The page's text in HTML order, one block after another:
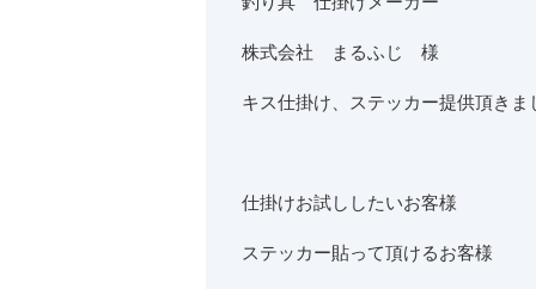
株式会社 まるふじ 様
キス仕掛け、ステッカー提供頂きま
仕掛けお試ししたいお客様
ステッカー貼って頂けるお客様